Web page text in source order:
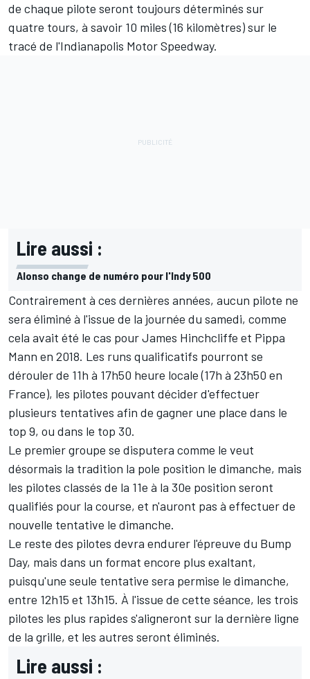
de chaque pilote seront toujours déterminés sur
quatre tours, à savoir 10 miles (16 kilomètres) sur le
tracé de l'Indianapolis Motor Speedway.
Lire aussi :
Alonso change de numéro pour l'Indy 500
Contrairement à ces dernières années, aucun pilote ne
sera éliminé à l'issue de la journée du samedi, comme
cela avait été le cas pourJames Hinchcliffe et Pippa
Mann en 2018. Les runs qualificatifs pourront se
dérouler de 11h à 17h50 heure locale (17h à 23h50 en
France), les pilotes pouvant décider d'effectuer
plusieurs tentatives afin de gagner une place dans le
top 9, ou dans le top 30.
Le premier groupe se disputera comme le veut
désormais la tradition la pole position le dimanche, mais
les pilotes classés de la 11e à la 30e position seront
qualifiés pour la course, et n'auront pas à effectuer de
nouvelle tentative le dimanche.
Le reste des pilotes devra endurer l'épreuve du Bump
Day, mais dans un format encore plus exaltant,
puisqu'une seule tentative sera permise le dimanche,
entre 12h15 et 13h15. À l'issue de cette séance, les trois
pilotes les plus rapides s'aligneront sur la dernière ligne
de la grille, et les autres seront éliminés.
Lire aussi :